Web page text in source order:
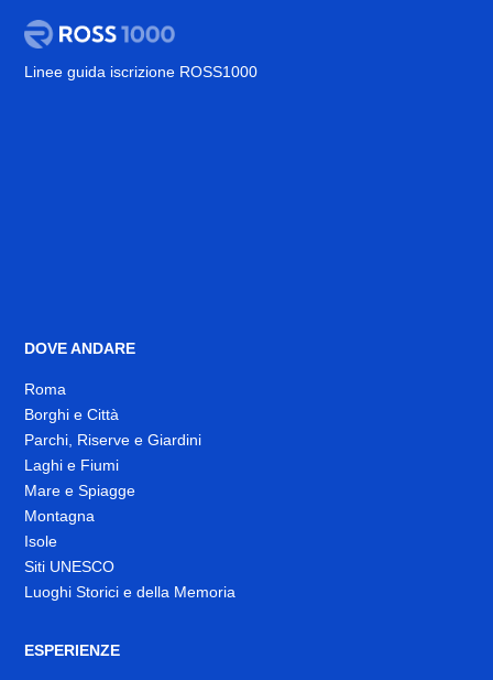
Linee guida iscrizione ROSS1000
DOVE ANDARE
Roma
Borghi e Città
Parchi, Riserve e Giardini
Laghi e Fiumi
Mare e Spiagge
Montagna
Isole
Siti UNESCO
Luoghi Storici e della Memoria
ESPERIENZE